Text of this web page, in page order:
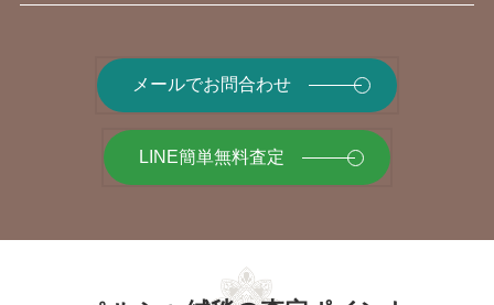
メールでお問合わせ
LINE簡単無料査定